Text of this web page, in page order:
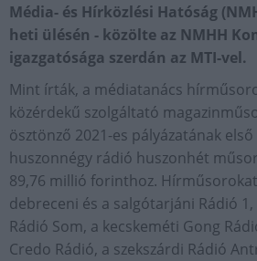
Média- és Hírközlési Hatóság
heti ülésén - közölte az NMHH
igazgatósága szerdán az MTI-vel.
Mint írták, a médiatanács
közérdekű szolgáltató
ösztönző 2021-es pályázatának
huszonnégy rádió huszonhét
89,76 millió forinthoz.
debreceni és a salgótarjáni Rádió
Rádió Som, a kecskeméti Gong
Credo Rádió, a szekszárdi Rádió